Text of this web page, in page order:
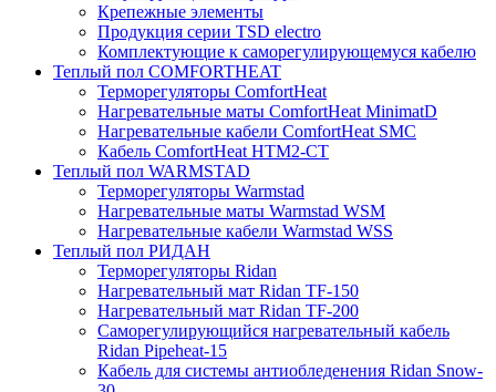
Крепежные элементы
Продукция серии TSD electro
Комплектующие к саморегулирующемуся кабелю
Теплый пол COMFORTHEAT
Терморегуляторы ComfortHeat
Нагревательные маты ComfortHeat MinimatD
Нагревательные кабели ComfortHeat SMC
Кабель ComfortHeat HTM2-CT
Теплый пол WARMSTAD
Терморегуляторы Warmstad
Нагревательные маты Warmstad WSM
Нагревательные кабели Warmstad WSS
Теплый пол РИДАН
Терморегуляторы Ridan
Нагревательный мат Ridan TF-150
Нагревательный мат Ridan TF-200
Саморегулирующийся нагревательный кабель
Ridan Pipeheat-15
Кабель для системы антиобледенения Ridan Snow-